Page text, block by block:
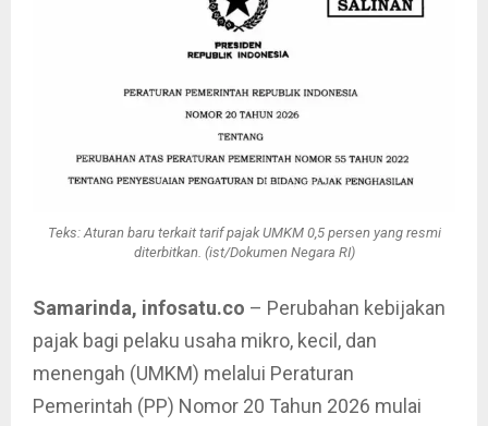
Teks: Aturan baru terkait tarif pajak UMKM 0,5 persen yang resmi
diterbitkan. (ist/Dokumen Negara RI)
Samarinda, infosatu.co – Perubahan kebijakan
pajak bagi pelaku usaha mikro, kecil, dan
menengah (UMKM) melalui Peraturan
Pemerintah (PP) Nomor 20 Tahun 2026 mulai